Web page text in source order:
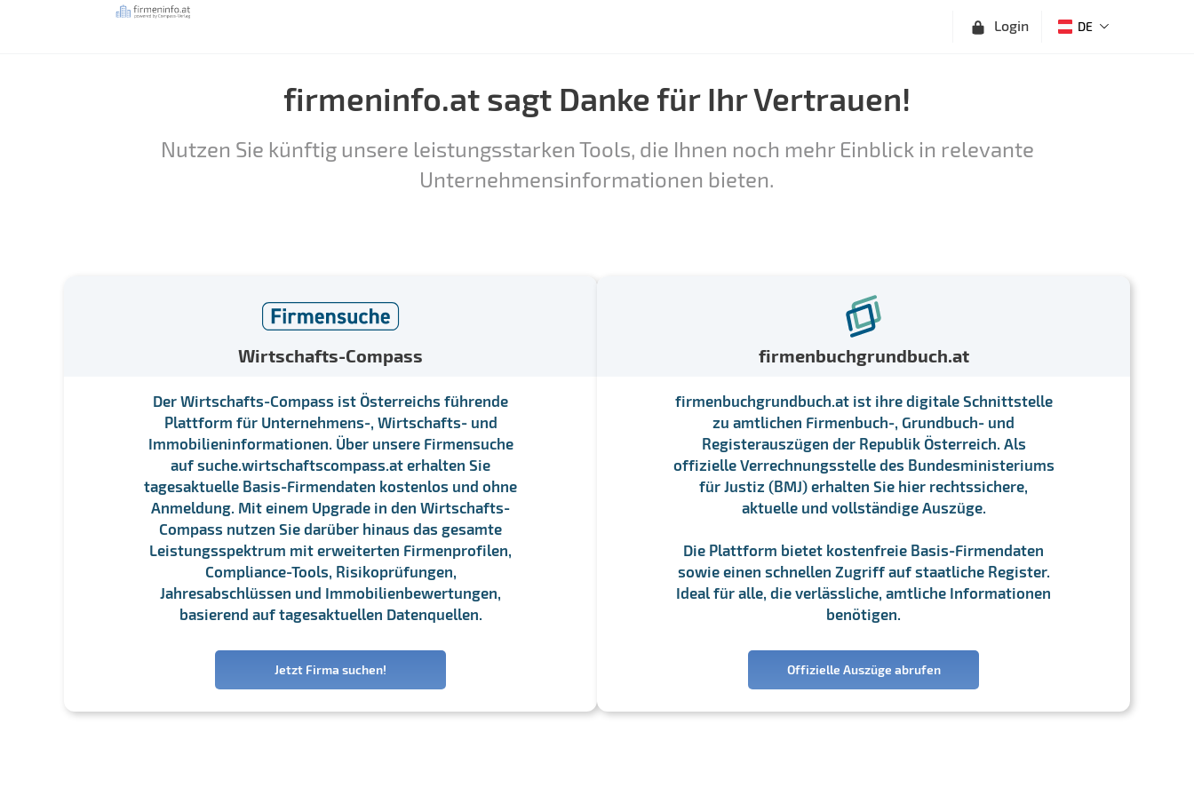
Login DE
firmeninfo.at sagt Danke für Ihr Vertrauen!
Nutzen Sie künftig unsere leistungsstarken Tools, die Ihnen noch mehr Einblick in relevante
Unternehmensinformationen bieten.
Wirtschafts-Compass
Der Wirtschafts-Compass ist Österreichs führende
Plattform für Unternehmens-, Wirtschafts- und
Immobilieninformationen. Über unsere Firmensuche
auf suche.wirtschaftscompass.at erhalten Sie
tagesaktuelle Basis-Firmendaten kostenlos und ohne
Anmeldung. Mit einem Upgrade in den Wirtschafts-
Compass nutzen Sie darüber hinaus das gesamte
Leistungsspektrum mit erweiterten Firmenprofilen,
Compliance-Tools, Risikoprüfungen,
Jahresabschlüssen und Immobilienbewertungen,
basierend auf tagesaktuellen Datenquellen.
Jetzt Firma suchen!
firmenbuchgrundbuch.at
firmenbuchgrundbuch.at ist ihre digitale Schnittstelle
zu amtlichen Firmenbuch-, Grundbuch- und
Registerauszügen der Republik Österreich. Als
offizielle Verrechnungsstelle des Bundesministeriums
für Justiz (BMJ) erhalten Sie hier rechtssichere,
aktuelle und vollständige Auszüge.
Die Plattform bietet kostenfreie Basis-Firmendaten
sowie einen schnellen Zugriff auf staatliche Register.
Ideal für alle, die verlässliche, amtliche Informationen
benötigen.
Offizielle Auszüge abrufen